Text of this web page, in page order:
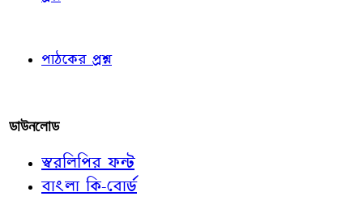
পাঠকের প্রশ্ন
ডাউনলোড
স্বরলিপির ফন্ট
বাংলা কি-বোর্ড